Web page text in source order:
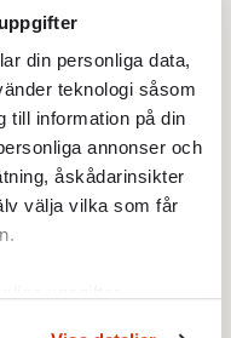
din personliga data,
teknologi såsom
till information på din
annonser och
åskådarinsikter
välja vilka som får
En liten
– folkomröstning är
verktyg
är en del av
rätt och
alternativ vid frågor
betydelse.
Demokratins
– del 2
frihet. De